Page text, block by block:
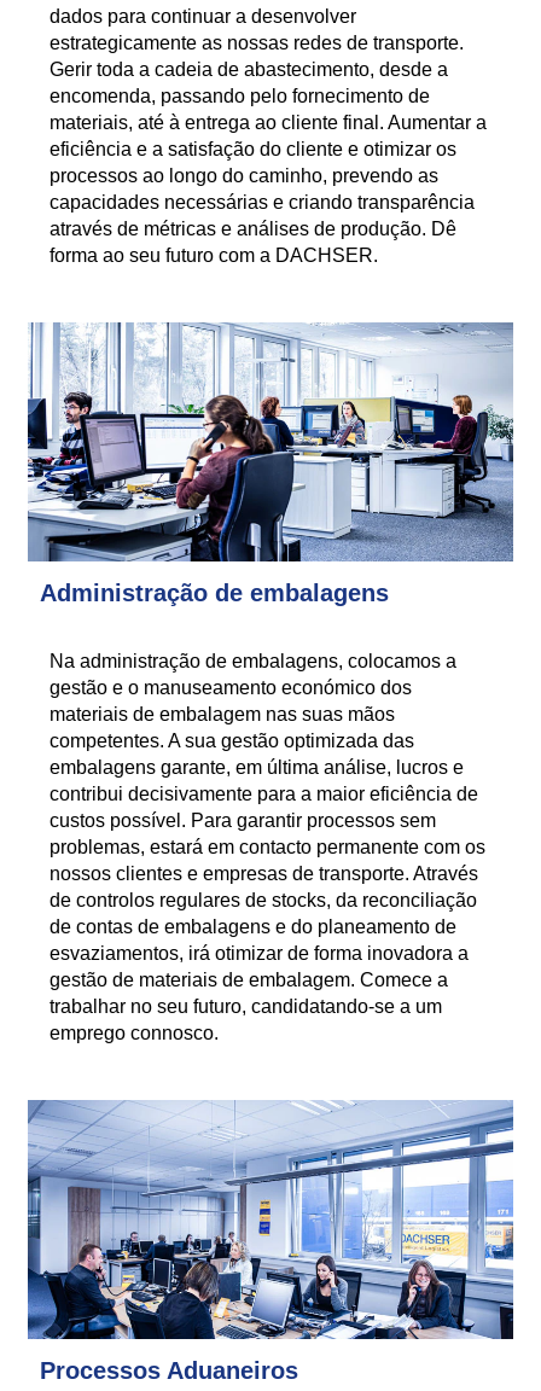
dados para continuar a desenvolver
estrategicamente as nossas redes de transporte.
Gerir toda a cadeia de abastecimento, desde a
encomenda, passando pelo fornecimento de
materiais, até à entrega ao cliente final. Aumentar a
eficiência e a satisfação do cliente e otimizar os
processos ao longo do caminho, prevendo as
capacidades necessárias e criando transparência
através de métricas e análises de produção. Dê
forma ao seu futuro com a DACHSER.
Administração de embalagens
Na administração de embalagens, colocamos a
gestão e o manuseamento económico dos
materiais de embalagem nas suas mãos
competentes. A sua gestão optimizada das
embalagens garante, em última análise, lucros e
contribui decisivamente para a maior eficiência de
custos possível. Para garantir processos sem
problemas, estará em contacto permanente com os
nossos clientes e empresas de transporte. Através
de controlos regulares de stocks, da reconciliação
de contas de embalagens e do planeamento de
esvaziamentos, irá otimizar de forma inovadora a
gestão de materiais de embalagem. Comece a
trabalhar no seu futuro, candidatando-se a um
emprego connosco.
Processos Aduaneiros